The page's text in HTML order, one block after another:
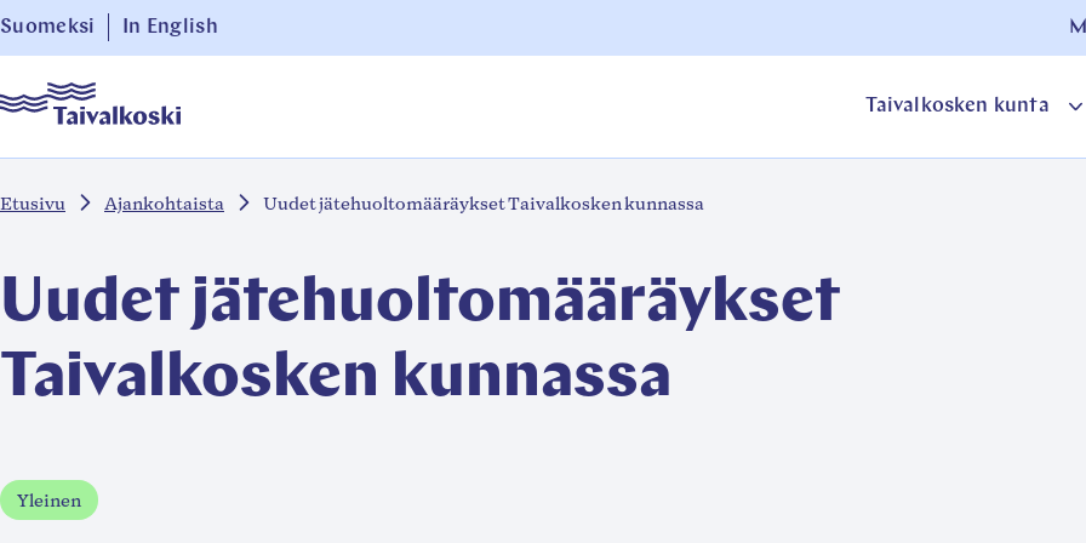
Siirry
sisältöön
Suomeksi In English
Taivalkoski Taivalkosken kunta
Etusivu Ajankohtaista Uudet jätehuoltomääräykset Taivalkosken kunnassa
Uudet jätehuoltomääräykset
Taivalkosken kunnassa
Yleinen